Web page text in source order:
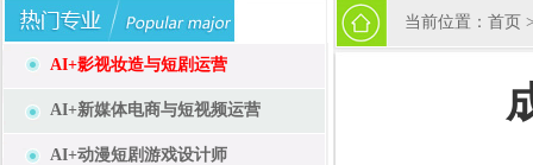
AI+影视妆造与短剧运营
AI+新媒体电商与短视频运营
AI+动漫短剧游戏设计师
当前位置： 首页